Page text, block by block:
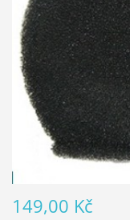
149,00 Kč